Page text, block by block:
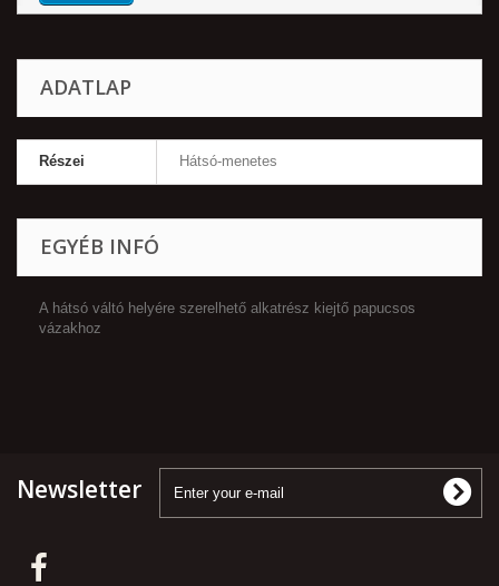
ADATLAP
Részei Hátsó-menetes
EGYÉB INFÓ
A hátsó váltó helyére szerelhető alkatrész kiejtő papucsos
vázakhoz
Newsletter